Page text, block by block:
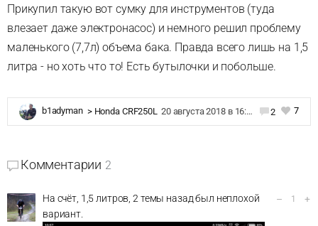
Прикупил такую вот сумку для инструментов (туда
влезает даже электронасос) и немного решил проблему
маленького (7,7л) объема бака. Правда всего лишь на 1,5
литра - но хоть что то! Есть бутылочки и побольше.
b1adyman > Honda CRF250L 20 августа 2018 в 16:02 2 7
Комментарии 2
На счёт, 1,5 литров, 2 темы назад был неплохой
вариант.
– 1 +